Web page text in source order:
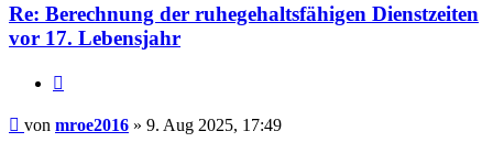
Re: Berechnung der ruhegehaltsfähigen Dienstzeiten
vor 17. Lebensjahr
Beitrag
von mroe2016 » 9. Aug 2025, 17:49